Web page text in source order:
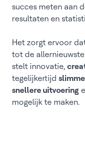
succes meten aan
resultaten en
Het zorgt ervoor
tot de
stelt innovatie,
tegelijkertijd
snellere uitvoering
mogelijk te maken.